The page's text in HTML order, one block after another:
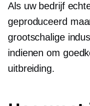
Als uw bedrijf
geproduceerd
grootschalige
indienen om
uitbreiding.